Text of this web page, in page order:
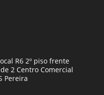
R6 2º piso frente
2 Centro Comercial
Pereira